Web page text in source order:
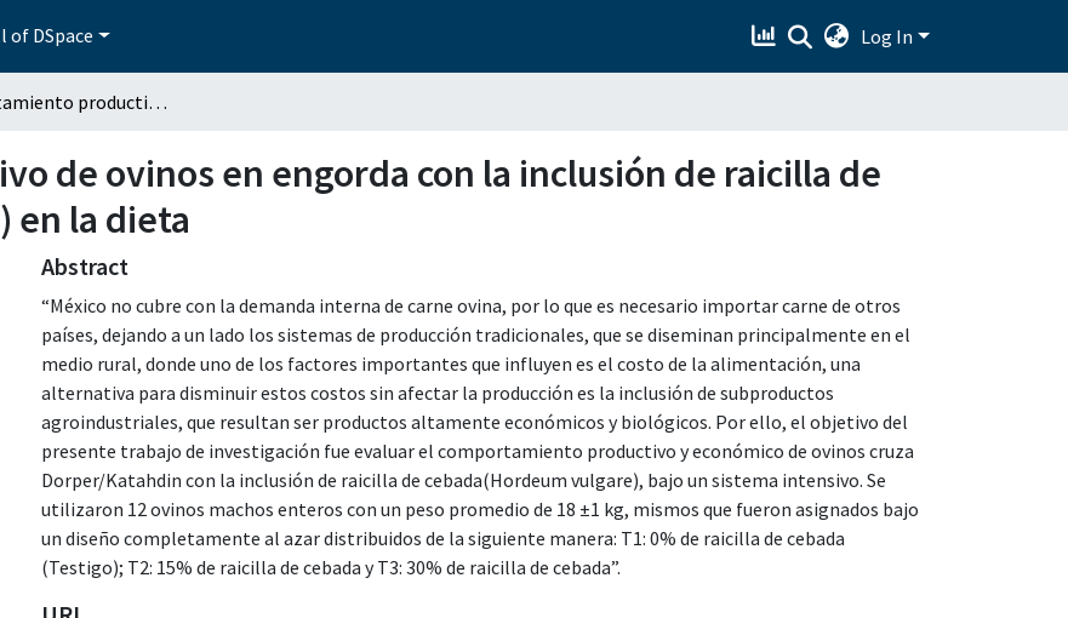
of DSpace Log In
Comportamiento productivo de ovinos en engorda con la inclusión de raicilla de cebada (hordeum vulgare) en la dieta
de ovinos en engorda con la inclusión de raicilla de
en la dieta
Abstract
“México no cubre con la demanda interna de carne ovina, por lo que es necesario importar carne de otros
países, dejando a un lado los sistemas de producción tradicionales, que se diseminan principalmente en el
medio rural, donde uno de los factores importantes que influyen es el costo de la alimentación, una
alternativa para disminuir estos costos sin afectar la producción es la inclusión de subproductos
agroindustriales, que resultan ser productos altamente económicos y biológicos. Por ello, el objetivo del
presente trabajo de investigación fue evaluar el comportamiento productivo y económico de ovinos cruza
Dorper/Katahdin con la inclusión de raicilla de cebada(Hordeum vulgare), bajo un sistema intensivo. Se
utilizaron 12 ovinos machos enteros con un peso promedio de 18 ±1 kg, mismos que fueron asignados bajo
un diseño completamente al azar distribuidos de la siguiente manera: T1: 0% de raicilla de cebada
(Testigo); T2: 15% de raicilla de cebada y T3: 30% de raicilla de cebada”.